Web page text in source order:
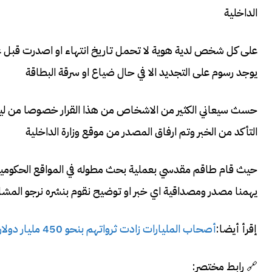
الداخلية
يوجد رسوم على التجديد الا في حال ضياع او سرقة البطاقة
حسث سيعاني الكثير من الاشخاص من هذا القرار خصوصا من
التأكد من الخبر وتم ارفاق المصدر من موقع وزارة الداخلية
حيث قام طاقم مقدسي بعملية بحث مطوله في المواقع
يهمنا مصدر ومصداقية اي خبر او توضيح نقوم بنشره نرجو
إقرأ أيضا:أصحاب المليارات زادت ثرواتهم بنحو 450 مليار دولار منذ بداية كورونا
🔗 رابط مختصر: